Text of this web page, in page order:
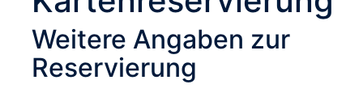
Weitere Angaben zur
Reservierung